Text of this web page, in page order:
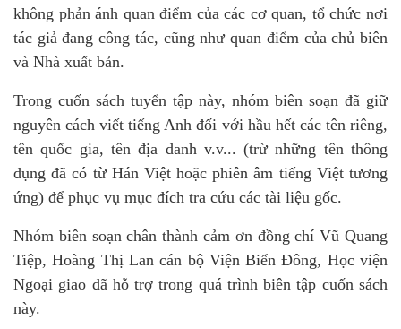
không phản ánh quan điểm của các cơ quan, tổ chức nơi
tác giả đang công tác, cũng như quan điểm của chủ biên
và Nhà xuất bản.
Trong cuốn sách tuyển tập này, nhóm biên soạn đã giữ
nguyên cách viết tiếng Anh đối với hầu hết các tên riêng,
tên quốc gia, tên địa danh v.v... (trừ những tên thông
dụng đã có từ Hán Việt hoặc phiên âm tiếng Việt tương
ứng) để phục vụ mục đích tra cứu các tài liệu gốc.
Nhóm biên soạn chân thành cảm ơn đồng chí Vũ Quang
Tiệp, Hoàng Thị Lan cán bộ Viện Biển Đông, Học viện
Ngoại giao đã hỗ trợ trong quá trình biên tập cuốn sách
này.